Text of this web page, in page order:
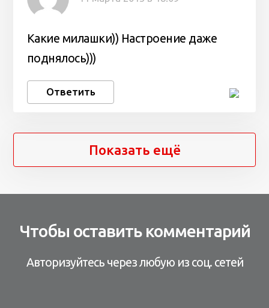
Какие милашки)) Настроение даже
поднялось)))
Ответить
Показать ещё
Чтобы оставить комментарий
Авторизуйтесь через любую из соц. сетей